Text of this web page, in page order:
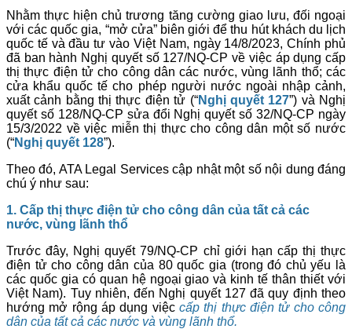
Nhằm thực hiện chủ trương tăng cường giao lưu, đối ngoại
với các quốc gia, “mở cửa” biên giới để thu hút khách du lịch
quốc tế và đầu tư vào Việt Nam, ngày 14/8/2023, Chính phủ
đã ban hành Nghị quyết số 127/NQ-CP về việc áp dụng cấp
thị thực điện tử cho công dân các nước, vùng lãnh thổ; các
cửa khẩu quốc tế cho phép người nước ngoài nhập cảnh,
xuất cảnh bằng thị thực điện tử (“Nghị quyết 127”) và Nghị
quyết số 128/NQ-CP sửa đổi Nghị quyết số 32/NQ-CP ngày
15/3/2022 về việc miễn thị thực cho công dân một số nước
(“Nghị quyết 128”).
Theo đó, ATA Legal Services cập nhật một số nội dung đáng
chú ý như sau:
1. Cấp thị thực điện tử cho công dân của tất cả các
nước, vùng lãnh thổ
Trước đây, Nghị quyết 79/NQ-CP chỉ giới hạn cấp thị thực
điện tử cho công dân của 80 quốc gia (trong đó chủ yếu là
các quốc gia có quan hệ ngoại giao và kinh tế thân thiết với
Việt Nam). Tuy nhiên, đến Nghị quyết 127 đã quy định theo
hướng mở rộng áp dụng việc cấp thị thực điện tử cho công
dân của tất cả các nước và vùng lãnh thổ.